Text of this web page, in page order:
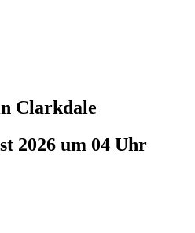
Clarkdale
2026 um 04 Uhr